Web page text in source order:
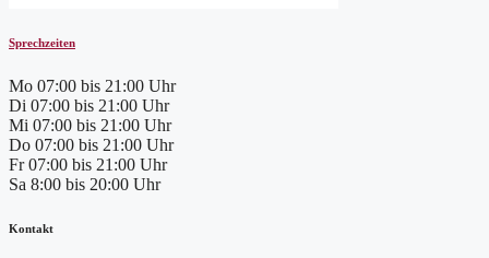
Sprechzeiten
Mo 07:00 bis 21:00 Uhr
Di 07:00 bis 21:00 Uhr
Mi 07:00 bis 21:00 Uhr
Do 07:00 bis 21:00 Uhr
Fr 07:00 bis 21:00 Uhr
Sa 8:00 bis 20:00 Uhr
Kontakt